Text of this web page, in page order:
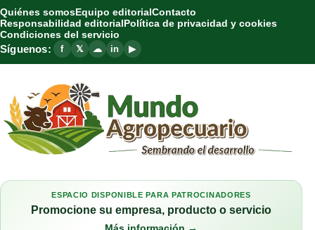
Quiénes somosEquipo editorialContacto
Responsabilidad editorialPolítica de privacidad y cookies
Condiciones del servicio
Síguenos: f 𝕏 ☁ in ▶
ESPACIO DISPONIBLE PARA PATROCINADORES
Promocione su empresa, producto o servicio
Más información →